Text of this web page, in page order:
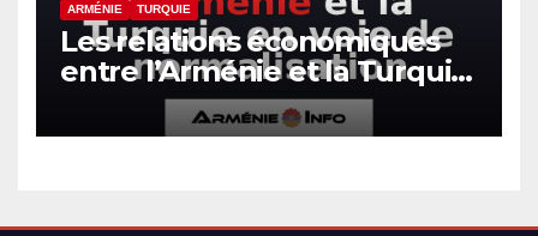
ARMÉNIE TURQUIE
Les relations économiques
entre l’Arménie et la Turquie
en voie de normalisation